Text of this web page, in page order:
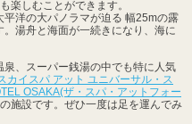
楽しむことができます。
平洋の大パノラマが迫る 幅25mの露
湯舟と海面が一続きになり、海に
、スーパー銭湯の中でも特に人気
カイスパ アット ユニバーサル・ス
OSAKA(ザ・スパ・アットフォー
施設です。ぜひ一度は足を運んでみ